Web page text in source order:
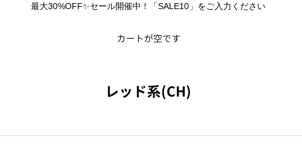
最大30%OFF✨セール開催中！「SALE10」をご入力ください
カートが空です
レッド系(CH)